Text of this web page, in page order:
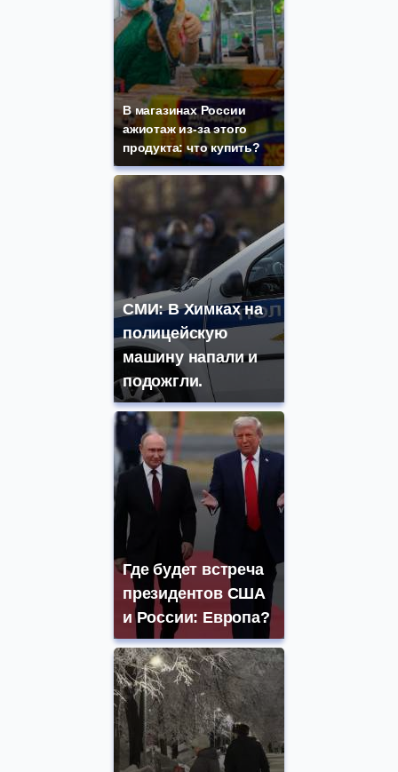
В магазинах России
ажиотаж из-за этого
продукта: что купить?
СМИ: В Химках на
полицейскую
машину напали и
подожгли.
Где будет встреча
президентов США
и России: Европа?